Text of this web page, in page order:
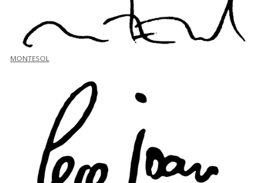
MONTESOL